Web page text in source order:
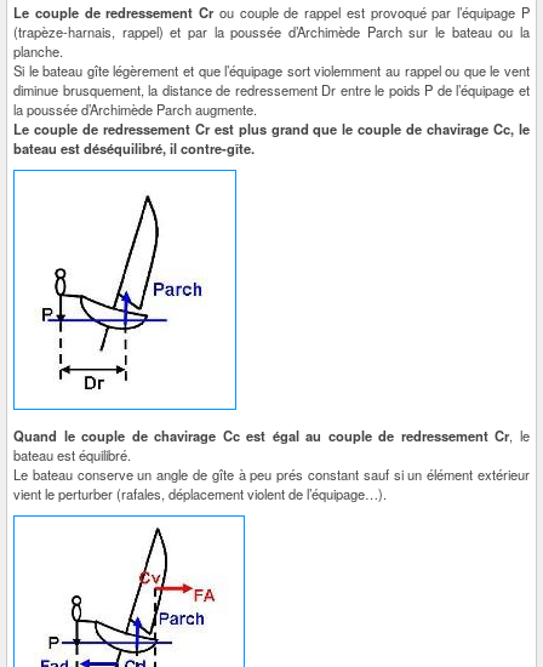
Le couple de redressement Cr ou couple de rappel est provoqué par l’équipage P
(trapèze-harnais, rappel) et par la poussée d’Archimède Parch sur le bateau ou la
planche.
Si le bateau gîte légèrement et que l’équipage sort violemment au rappel ou que le vent
diminue brusquement, la distance de redressement Dr entre le poids P de l’équipage et
la poussée d’Archimède Parch augmente.
Le couple de redressement Cr est plus grand que le couple de chavirage Cc, le
bateau est déséquilibré, il contre-gîte.
Quand le couple de chavirage Cc est égal au couple de redressement Cr, le
bateau est équilibré.
Le bateau conserve un angle de gîte à peu prés constant sauf si un élément extérieur
vient le perturber (rafales, déplacement violent de l’équipage…).